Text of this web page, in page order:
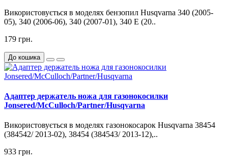
Використовується в моделях бензопил Husqvarna 340 (2005-
05), 340 (2006-06), 340 (2007-01), 340 E (20..
179 грн.
До кошика
Адаптер держатель ножа для газонокосилки
Jonsered/McCulloch/Partner/Husqvarna
Використовується в моделях газонокосарок Husqvarna 38454
(384542/ 2013-02), 38454 (384543/ 2013-12),..
933 грн.